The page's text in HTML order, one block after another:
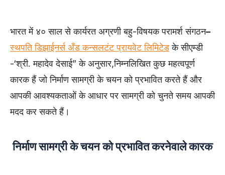
भारत में ४० साल से कार्यरत अग्रणी बहु-विषयक परामर्श संगठन–
स्थपति डिझाईनर्स अँड कन्सलटंट प्रायवेट लिमिटेडके सीएम्डी
-‘श्री. महादेव देसाई” के अनुसार,निम्नलिखित कुछ महत्वपूर्ण
कारक हैं जो निर्माण सामग्री के चयन को प्रभावित करते हैं और
आपकी आवश्यकताओं के आधार पर सामग्री को चुनते समय आपकी
मदद कर सकते हैं।
निर्माण सामग्री के चयन को प्रभावित करनेवाले कारक